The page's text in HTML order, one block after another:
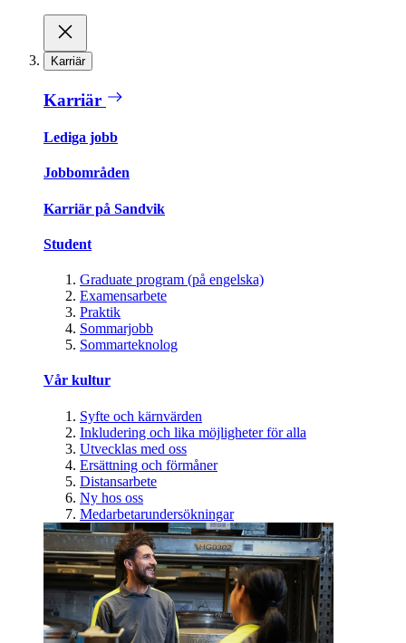
Karriär
Karriär
Lediga jobb
Jobbområden
Karriär på Sandvik
Student
Graduate program (på engelska)
Examensarbete
Praktik
Sommarjobb
Sommarteknolog
Vår kultur
Syfte och kärnvärden
Inkludering och lika möjligheter för alla
Utvecklas med oss
Ersättning och förmåner
Distansarbete
Ny hos oss
Medarbetarundersökningar